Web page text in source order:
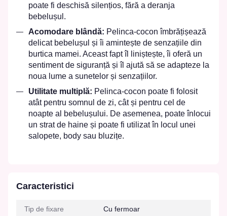
poate fi deschisă silențios, fără a deranja
bebelușul.
Acomodare blândă: Pelinca-cocon îmbrățișează
delicat bebelușul și îi amintește de senzațiile din
burtica mamei. Aceast fapt îl liniștește, îi oferă un
sentiment de siguranță și îl ajută să se adapteze la
noua lume a sunetelor și senzațiilor.
Utilitate multiplă: Pelinca-cocon poate fi folosit
atât pentru somnul de zi, cât și pentru cel de
noapte al bebelușului. De asemenea, poate înlocui
un strat de haine și poate fi utilizat în locul unei
salopete, body sau bluzițe.
Caracteristici
Tip de fixare Cu fermoar